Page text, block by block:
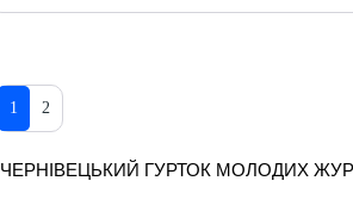
1 2
ЧЕРНІВЕЦЬКИЙ ГУРТОК МОЛОДИХ